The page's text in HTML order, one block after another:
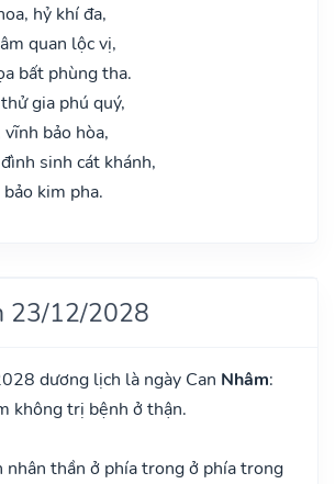
hỷ khí đa,
quan lộc vị,
bất phùng tha.
gia phú quý,
bảo hòa,
sinh cát khánh,
kim pha.
23/12/2028
dương lịch là ngày Can Nhâm:
không trị bệnh ở thận.
nhân thần ở phía trong ở phía trong